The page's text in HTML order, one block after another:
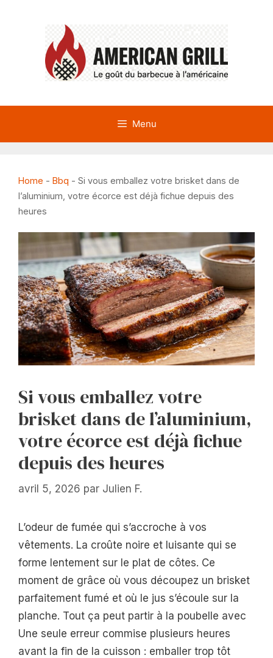
Menu
Home - Bbq - Si vous emballez votre brisket dans de
l’aluminium, votre écorce est déjà fichue depuis des
heures
Si vous emballez votre
brisket dans de l’aluminium,
votre écorce est déjà fichue
depuis des heures
avril 5, 2026 par Julien F.
L’odeur de fumée qui s’accroche à vos
vêtements. La croûte noire et luisante qui se
forme lentement sur le plat de côtes. Ce
moment de grâce où vous découpez un brisket
parfaitement fumé et où le jus s’écoule sur la
planche. Tout ça peut partir à la poubelle avec
Une seule erreur commise plusieurs heures
avant la fin de la cuisson : emballer trop tôt